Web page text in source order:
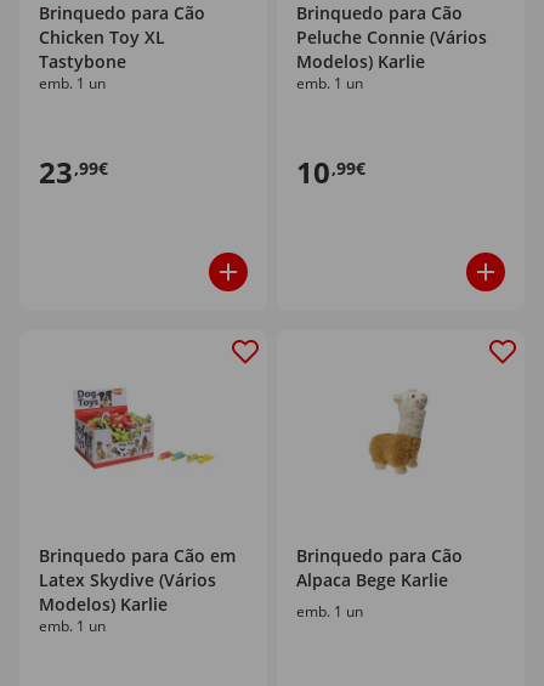
Brinquedo para Cão
Chicken Toy XL
Tastybone
emb. 1 un
23,99€
Brinquedo para Cão
Peluche Connie (Vários
Modelos) Karlie
emb. 1 un
10,99€
Brinquedo para Cão em
Latex Skydive (Vários
Modelos) Karlie
emb. 1 un
Brinquedo para Cão
Alpaca Bege Karlie
emb. 1 un